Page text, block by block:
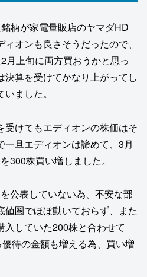
柄が家電量販店のヤマダHD
オンも良さそうだったので、
月上旬に両方買おうかと思っ
決算を受けてかなり上がってし
ました。
受けてもエディオンの株価はそ
旦エディオンは諦めて、3月
300株買い増しました。
公表していない為、不安な部
圏でほぼ動いておらず、また
入していた200株と合わせて
待の金額も増える為、買い増